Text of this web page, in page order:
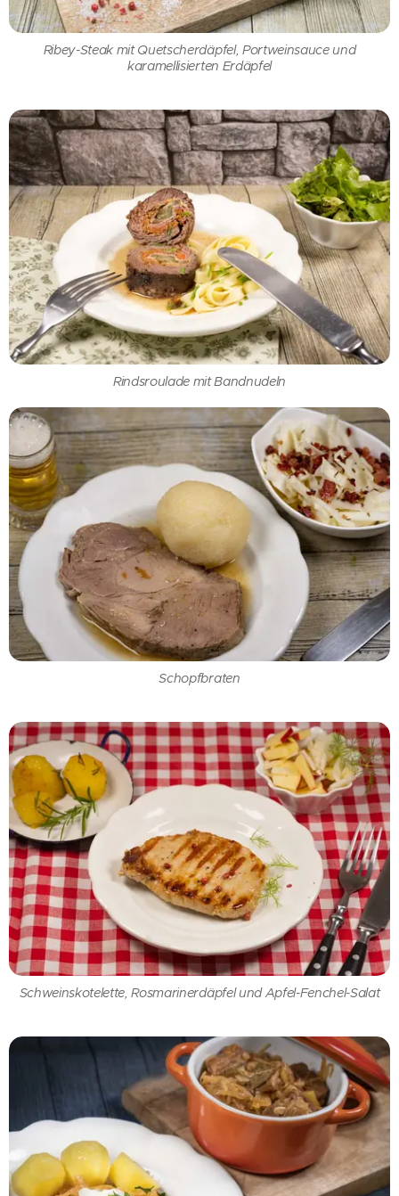
Ribey-Steak mit Quetscherdäpfel, Portweinsauce und
karamellisierten Erdäpfel
Rindsroulade mit Bandnudeln
Schopfbraten
Schweinskotelette, Rosmarinerdäpfel und Apfel-Fenchel-Salat